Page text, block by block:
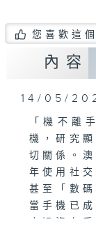
您喜歡這
內容
14/05/
「機不離
機，研究
切關係。
年使用社
甚至「數
當手機已
還是解脫